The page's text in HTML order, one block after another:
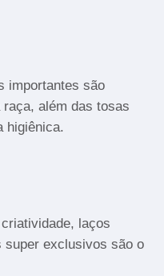
importantes são
além das tosas
higiênica.
laços
super exclusivos são o